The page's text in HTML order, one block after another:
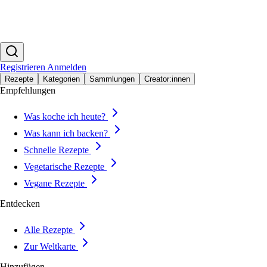
Registrieren Anmelden
Rezepte Kategorien Sammlungen Creator:innen
Empfehlungen
Was koche ich heute?
Was kann ich backen?
Schnelle Rezepte
Vegetarische Rezepte
Vegane Rezepte
Entdecken
Alle Rezepte
Zur Weltkarte